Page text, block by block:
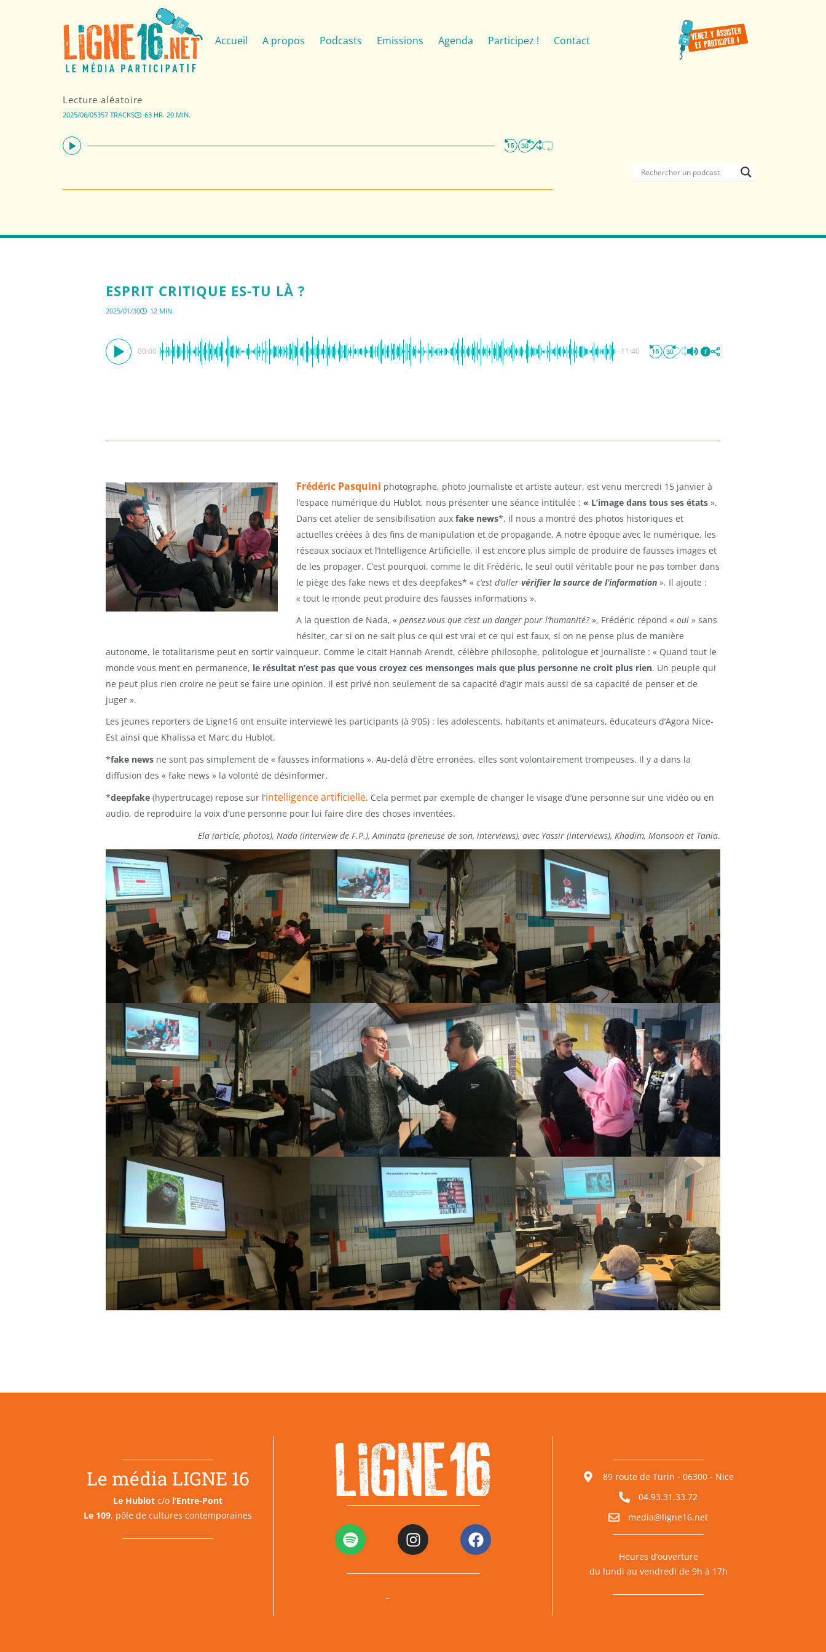
Accueil A propos Podcasts Emissions Agenda Participez ! Contact
Lecture aléatoire
2025/06/05357 TRACKS 63 HR. 20 MIN.
ESPRIT CRITIQUE ES-TU LÀ ?
2025/01/30 12 MIN.
00:00 -11:40
Frédéric Pasquini photographe, photo journaliste et artiste auteur, est venu mercredi 15 janvier à
l’espace numérique du Hublot, nous présenter une séance intitulée : « L’image dans tous ses états ».
Dans cet atelier de sensibilisation aux fake news*, il nous a montré des photos historiques et
actuelles créées à des fins de manipulation et de propagande. A notre époque avec le numérique, les
réseaux sociaux et l’Intelligence Artificielle, il est encore plus simple de produire de fausses images et
de les propager. C’est pourquoi, comme le dit Frédéric, le seul outil véritable pour ne pas tomber dans
le piège des fake news et des deepfakes* « c’est d’aller vérifier la source de l’information ». Il ajoute :
« tout le monde peut produire des fausses informations ».
A la question de Nada, « pensez-vous que c’est un danger pour l’humanité?», Frédéric répond « oui » sans
hésiter, car si on ne sait plus ce qui est vrai et ce qui est faux, si on ne pense plus de manière
autonome, le totalitarisme peut en sortir vainqueur. Comme le citait Hannah Arendt, célèbre philosophe, politologue et journaliste : « Quand tout le
monde vous ment en permanence, le résultat n’est pas que vous croyez ces mensonges mais que plus personne ne croit plus rien. Un peuple qui
ne peut plus rien croire ne peut se faire une opinion. Il est privé non seulement de sa capacité d’agir mais aussi de sa capacité de penser et de
juger ».
Les jeunes reporters de Ligne16 ont ensuite interviewé les participants (à 9’05) : les adolescents, habitants et animateurs, éducateurs d’Agora Nice-
Est ainsi que Khalissa et Marc du Hublot.
*fake news ne sont pas simplement de « fausses informations ». Au-delà d’être erronées, elles sont volontairement trompeuses. Il y a dans la
diffusion des « fake news » la volonté de désinformer.
*deepfake (hypertrucage) repose sur l’intelligence artificielle. Cela permet par exemple de changer le visage d’une personne sur une vidéo ou en
audio, de reproduire la voix d’une personne pour lui faire dire des choses inventées.
Ela (article, photos), Nada (interview de F.P.), Aminata (preneuse de son, interviews), avec Yassir (interviews), Khadim, Monsoon et Tania.
Le média LIGNE 16
Le Hublot c/o l’Entre-Pont
Le 109, pôle de cultures contemporaines
–
89 route de Turin - 06300 - Nice
04.93.31.33.72
media@ligne16.net
Heures d’ouverture
du lundi au vendredi de 9h à 17h